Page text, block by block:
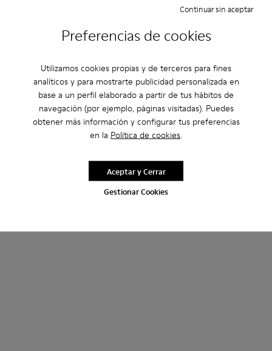
Preferencias de cookies
Utilizamos cookies propias y de terceros para fines
analíticos y para mostrarte publicidad personalizada en
base a un perfil elaborado a partir de tus hábitos de
navegación (por ejemplo, páginas visitadas). Puedes
obtener más información y configurar tus preferencias
en la Política de cookies.
Gestionar Cookies
Continuar sin aceptar
Aceptar y Cerrar